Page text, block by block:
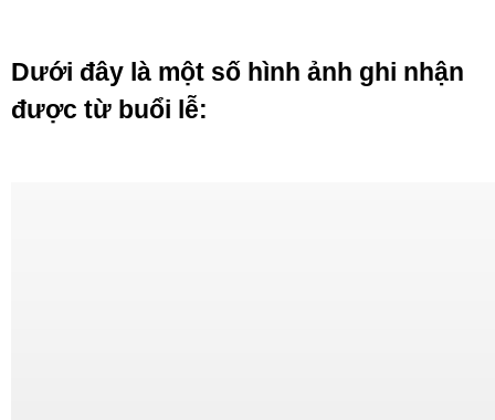
Dưới đây là một số hình ảnh ghi nhận
được từ buổi lễ: